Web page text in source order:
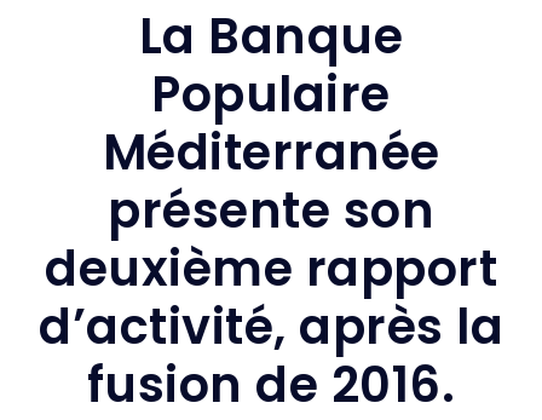
La Banque
Populaire
Méditerranée
présente son
deuxième rapport
d’activité, après la
fusion de 2016.